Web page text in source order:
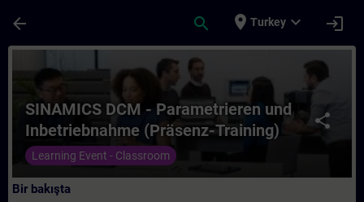
arrow_back search place Turkey expand_more login
Kurs - SINAMICS DCM - Parametrieren
share
SINAMICS DCM - Parametrieren und
Inbetriebnahme (Präsenz-Training)
Learning Event - Classroom
Bir bakışta